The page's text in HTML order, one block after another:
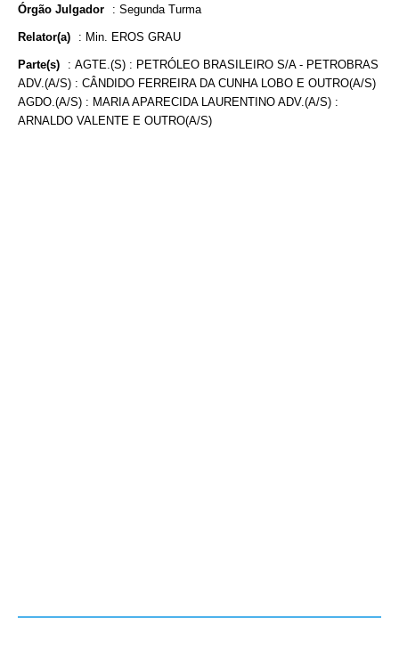
Órgão Julgador : Segunda Turma
Relator(a) : Min. EROS GRAU
Parte(s) : AGTE.(S) : PETRÓLEO BRASILEIRO S/A - PETROBRAS
ADV.(A/S) : CÂNDIDO FERREIRA DA CUNHA LOBO E OUTRO(A/S)
AGDO.(A/S) : MARIA APARECIDA LAURENTINO ADV.(A/S) :
ARNALDO VALENTE E OUTRO(A/S)